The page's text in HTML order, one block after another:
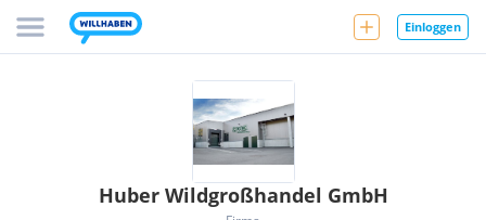
Einloggen
Huber Wildgroßhandel GmbH